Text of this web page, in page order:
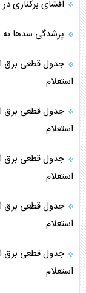
افشای برکناری
پرشدگی سدها به 58درصد رسید
استعلام
استعلام
استعلام
استعلام
استعلام